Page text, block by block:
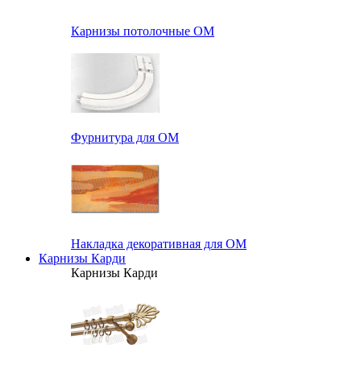
Карнизы потолочные ОМ
Фурнитура для ОМ
Накладка декоративная для ОМ
Карнизы Карди
Карнизы Карди